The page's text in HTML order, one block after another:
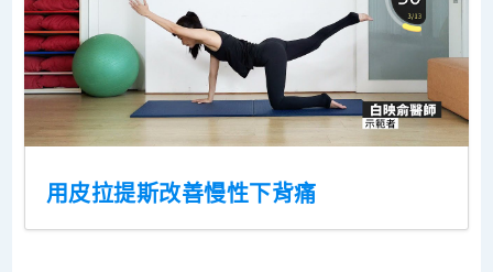
用皮拉提斯改善慢性下背痛